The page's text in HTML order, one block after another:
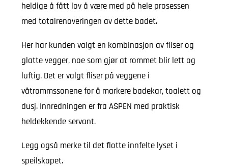
heldige å fått lov å være med på hele prosessen
med totalrenoveringen av dette badet.
Her har kunden valgt en kombinasjon av fliser og
glatte vegger, noe som gjør at rommet blir lett og
luftig. Det er valgt fliser på veggene i
våtrommssonene for å markere badekar, toalett og
dusj. Innredningen er fra ASPEN med praktisk
heldekkende servant.
Legg også merke til det flotte innfelte lyset i
speilskapet.